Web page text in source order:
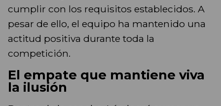
cumplir con los requisitos establecidos. A
pesar de ello, el equipo ha mantenido una
actitud positiva durante toda la
competición.
El empate que mantiene viva
la ilusión